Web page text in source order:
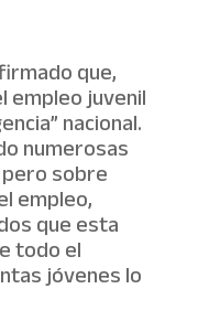
que,
empleo juvenil
nacional.
numerosas
sobre
empleo,
que esta
todo el
jóvenes lo